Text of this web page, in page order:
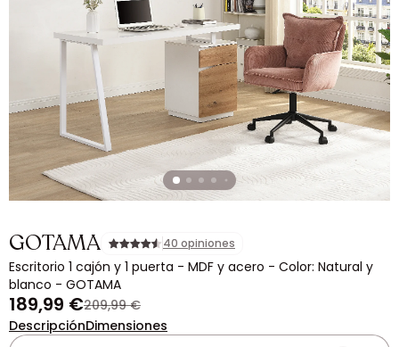
GOTAMA 40 opiniones
Escritorio 1 cajón y 1 puerta - MDF y acero - Color: Natural y
blanco - GOTAMA
189,99 €209,99 €
DescripciónDimensiones